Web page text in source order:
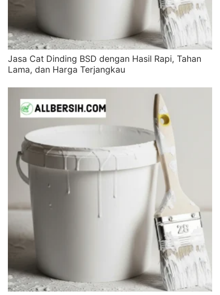
Jasa Cat Dinding BSD dengan Hasil Rapi, Tahan
Lama, dan Harga Terjangkau